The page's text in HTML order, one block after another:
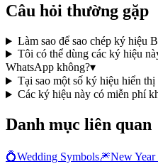
Câu hỏi thường gặp
Làm sao để sao chép ký hiệu
Tôi có thể dùng các ký hiệu
WhatsApp không?▾
Tại sao một số ký hiệu hiển
Các ký hiệu này có miễn phí
Danh mục liên quan
💍Wedding Symbols🎆New Year